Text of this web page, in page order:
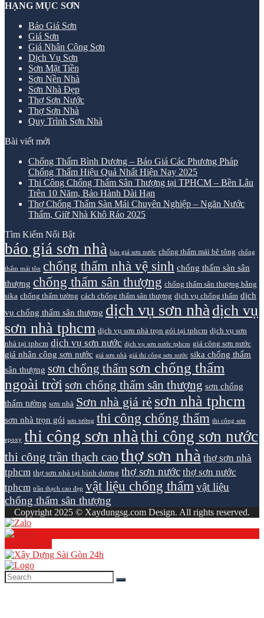
HẠNG MỤC SƠN
Báo Giá Sơn
Giá Sơn
Giá Nhân Công Sơn
Dịch Vụ Sơn
Sơn Mặt Tiền
Sơn Nền Nhà
Sơn Nhà Đẹp
Thợ Sơn Nước
Thợ Sơn Nhà
Quy Trình Sơn Nhà
Bài viết mới
Chống Thấm Bình Dương – Báo Giá Các Phương Pháp
Chống Thấm Hiệu Quả Nhất Hiện Nay 2025
Thi Công Chống Thấm Sân Thượng tại TPHCM – Bền Lâu
Trên 10 Năm, Bảo Hành Dài Hạn
Thợ Chống Thấm Sàn Mái Chuyên Nghiệp – Ngăn Nước
Thấm, Giữ Nhà Khô Ráo 2025
Tìm Kiếm Nổi Bật
báo giá sơn nhà báo giá sơn nước chống thấm mái bê tông chống
thấm mái tôn chống thấm nhà vệ sinh chống thấm sàn sân
thượng chống thấm sân thượng chống thấm sân thượng bằng
sika chống thấm tường cách chống thấm sân thượng dịch vụ chống thấm dịch
vụ chống thấm sân thượng dịch vụ sơn nhà dịch vụ
sơn nhà tphcm dịch vụ sơn nhà trọn gói tại tphcm dịch vụ sơn
nhà tại tphcm dịch vụ sơn nước dịch vụ sơn nước tphcm giá công sơn nước
giá nhân công sơn nước giá sơn nhà giá thi công sơn nước sika chống thấm
sân thượng sơn chống thấm sơn chống thấm
ngoài trời sơn chống thấm sân thượng sơn chống
thấm tường sơn nhà Sơn nhà giá rẻ sơn nhà tphcm
sơn nhà trọn gói sơn tường thi công chống thấm thi công sơn
epoxy thi công sơn nhà thi công sơn nước
thi công trần thạch cao thợ sơn nhà thợ sơn nhà
tphcm thợ sơn nhà tại bình dương thợ sơn nước thợ sơn nước
tphcm trần thạch cao đẹp vật liệu chống thấm vật liệu
chống thấm sân thượng
Copyright 2025 © Xaydungsg.com Design. All rights reserved.